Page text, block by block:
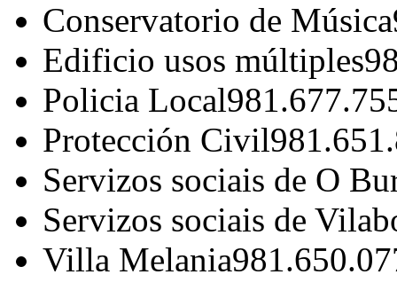
Conservatorio de Música
Edificio usos múltiples
Policia Local
Protección Civil
Servizos sociais de O
Servizos sociais de
Villa Melania